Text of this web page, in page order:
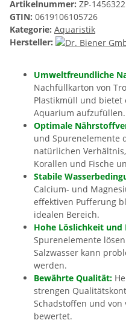
Artikelnummer: ZP-1456322
GTIN: 0619106105726
Kategorie: Aquaristik
Hersteller:
Umweltfreundliche
Nachfüllkarton von
Plastikmüll und bietet
Aquarium aufzufüllen.
Optimale
und Spurenelemente
natürlichen
Korallen und Fische
Stabile
Calcium- und
effektiven Pufferung
idealen Bereich.
Hohe Löslichkeit und
Spurenelemente
Salzwasser kann
werden.
Bewährte Qualität:
strengen
Schadstoffen und
bewertet.